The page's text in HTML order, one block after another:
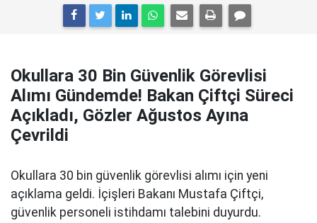
Okullara 30 Bin Güvenlik Görevlisi
Alımı Gündemde! Bakan Çiftçi Süreci
Açıkladı, Gözler Ağustos Ayına
Çevrildi
Okullara 30 bin güvenlik görevlisi alımı için yeni
açıklama geldi. İçişleri Bakanı Mustafa Çiftçi,
güvenlik personeli istihdamı talebini duyurdu.